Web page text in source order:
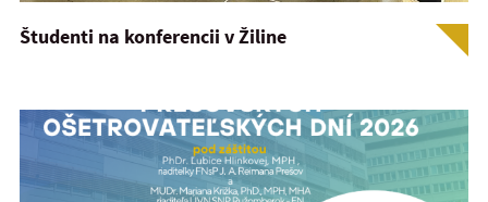
Študenti na konferencii v Žiline